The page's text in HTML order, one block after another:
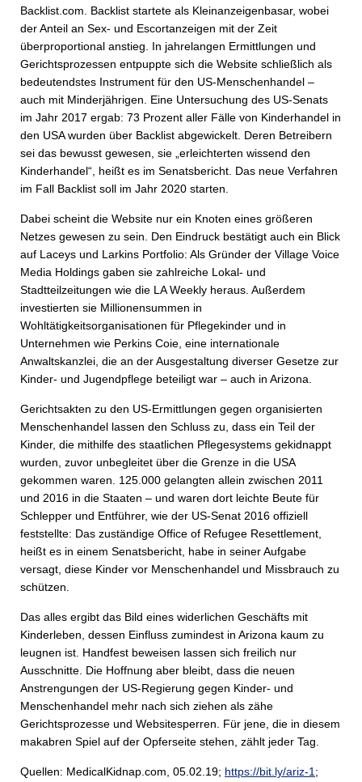
Backlist.com. Backlist startete als Kleinanzeigenbasar, wobei
der Anteil an Sex- und Escortanzeigen mit der Zeit
überproportional anstieg. In jahrelangen Ermittlungen und
Gerichtsprozessen entpuppte sich die Website schließlich als
bedeutendstes Instrument für den US-Menschenhandel –
auch mit Minderjährigen. Eine Untersuchung des US-Senats
im Jahr 2017 ergab: 73 Prozent aller Fälle von Kinderhandel in
den USA wurden über Backlist abgewickelt. Deren Betreibern
sei das bewusst gewesen, sie „erleichterten wissend den
Kinderhandel“, heißt es im Senatsbericht. Das neue Verfahren
im Fall Backlist soll im Jahr 2020 starten.
Dabei scheint die Website nur ein Knoten eines größeren
Netzes gewesen zu sein. Den Eindruck bestätigt auch ein Blick
auf Laceys und Larkins Portfolio: Als Gründer der Village Voice
Media Holdings gaben sie zahlreiche Lokal- und
Stadtteilzeitungen wie die LA Weekly heraus. Außerdem
investierten sie Millionensummen in
Wohltätigkeitsorganisationen für Pflegekinder und in
Unternehmen wie Perkins Coie, eine internationale
Anwaltskanzlei, die an der Ausgestaltung diverser Gesetze zur
Kinder- und Jugendpflege beteiligt war – auch in Arizona.
Gerichtsakten zu den US-Ermittlungen gegen organisierten
Menschenhandel lassen den Schluss zu, dass ein Teil der
Kinder, die mithilfe des staatlichen Pflegesystems gekidnappt
wurden, zuvor unbegleitet über die Grenze in die USA
gekommen waren. 125.000 gelangten allein zwischen 2011
und 2016 in die Staaten – und waren dort leichte Beute für
Schlepper und Entführer, wie der US-Senat 2016 offiziell
feststellte: Das zuständige Office of Refugee Resettlement,
heißt es in einem Senatsbericht, habe in seiner Aufgabe
versagt, diese Kinder vor Menschenhandel und Missbrauch zu
schützen.
Das alles ergibt das Bild eines widerlichen Geschäfts mit
Kinderleben, dessen Einfluss zumindest in Arizona kaum zu
leugnen ist. Handfest beweisen lassen sich freilich nur
Ausschnitte. Die Hoffnung aber bleibt, dass die neuen
Anstrengungen der US-Regierung gegen Kinder- und
Menschenhandel mehr nach sich ziehen als zähe
Gerichtsprozesse und Websitesperren. Für jene, die in diesem
makabren Spiel auf der Opferseite stehen, zählt jeder Tag.
Quellen: MedicalKidnap.com, 05.02.19; https://bit.ly/ariz-1 ;